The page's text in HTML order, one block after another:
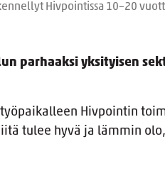
Hivpointissa 10–20
parhaaksi yksityisen
Hivpointin
tulee hyvä ja lämmin